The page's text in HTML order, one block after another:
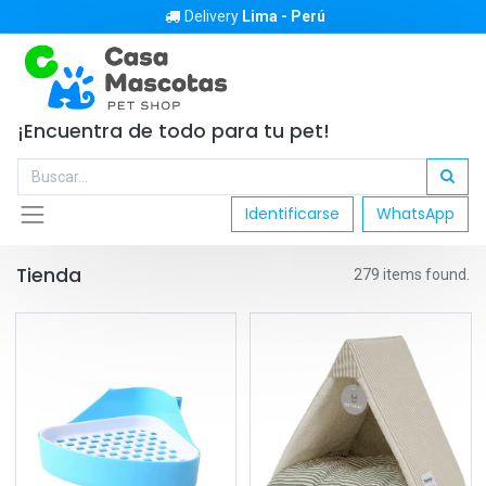
Delivery Lima - Perú
¡Encuentra de todo para tu pet!
Identificarse WhatsApp
Tienda 279 items found.